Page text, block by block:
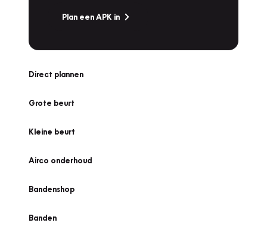
Plan een APK in
Direct plannen
Grote beurt
Kleine beurt
Airco onderhoud
Bandenshop
Banden